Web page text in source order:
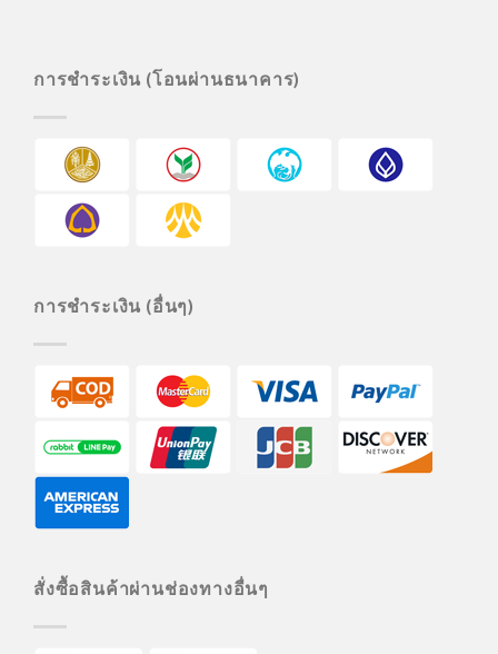
การชำระเงิน (โอนผ่านธนาคาร)
การชำระเงิน (อื่นๆ)
สั่งซื้อสินค้าผ่านช่องทางอื่นๆ